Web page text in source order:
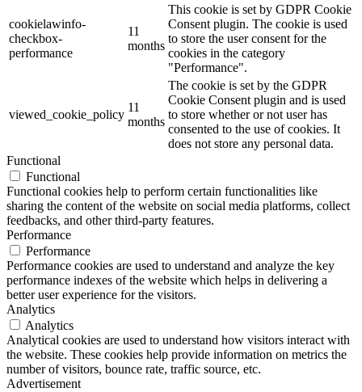
cookielawinfo-
checkbox-
performance
11
months
This cookie is set by GDPR Cookie
Consent plugin. The cookie is used
to store the user consent for the
cookies in the category
"Performance".
viewed_cookie_policy
11
months
The cookie is set by the GDPR
Cookie Consent plugin and is used
to store whether or not user has
consented to the use of cookies. It
does not store any personal data.
Functional
Functional
Functional cookies help to perform certain functionalities like
sharing the content of the website on social media platforms, collect
feedbacks, and other third-party features.
Performance
Performance
Performance cookies are used to understand and analyze the key
performance indexes of the website which helps in delivering a
better user experience for the visitors.
Analytics
Analytics
Analytical cookies are used to understand how visitors interact with
the website. These cookies help provide information on metrics the
number of visitors, bounce rate, traffic source, etc.
Advertisement